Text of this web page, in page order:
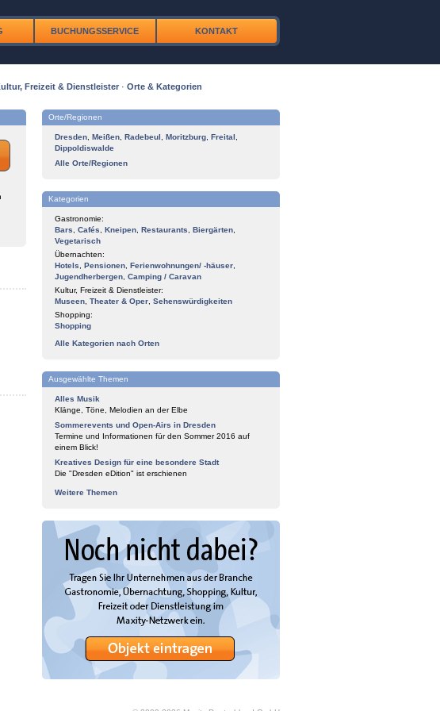
BUCHUNGSSERVICE KONTAKT
Freizeit & Dienstleister · Orte & Kategorien
Orte/Regionen
Dresden Meißen Radebeul Moritzburg Freital
Dippoldiswalde
Alle Orte/Regionen
Kategorien
Gastronomie:
Bars
Cafés Kneipen Restaurants Biergärten
Vegetarisch
Übernachten:
Hotels
Pensionen Ferienwohnungen/ -häuser
Jugendherbergen Camping / Caravan
Kultur, Freizeit & Dienstleister:
Museen Theater & Oper Sehenswürdigkeiten
Shopping:
Shopping
Alle Kategorien nach Orten
Ausgewählte Themen
Alles Musik
Klänge, Töne, Melodien an der Elbe
Sommerevents und Open-Airs in Dresden
Termine und Informationen für den Sommer 2016 auf
einem Blick!
Kreatives Design für eine besondere Stadt
Die "Dresden eDition" ist erschienen
Weitere Themen